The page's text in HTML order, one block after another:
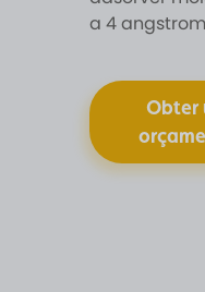
a 4
Obter